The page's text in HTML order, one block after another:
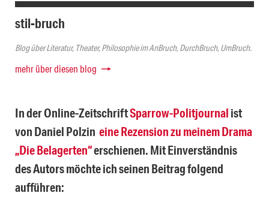
stil-bruch
Blog über Literatur, Theater, Philosophie im AnBruch, DurchBruch, UmBruch.
mehr über diesen blog
In der Online-ZeitschriftSparrow-Politjournal ist
von Daniel Polzin eine Rezension zu meinem Drama
„Die Belagerten“erschienen. Mit Einverständnis
des Autors möchte ich seinen Beitrag folgend
aufführen: